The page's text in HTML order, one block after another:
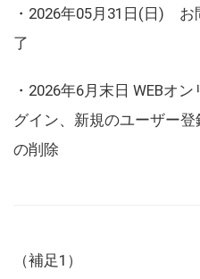
・2026年05月31日(日)
了
・2026年6月末日 WEBオ
グイン、新規のユーザー
の削除
（補足1）